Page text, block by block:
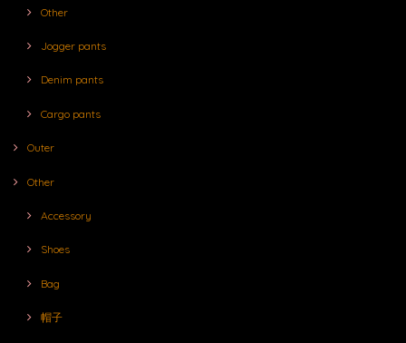
Other
Jogger pants
Denim pants
Cargo pants
Outer
Other
Accessory
Shoes
Bag
帽子